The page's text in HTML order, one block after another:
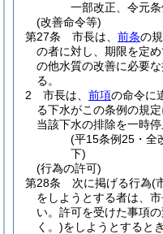
一部改正、令元
(改善命令等)
第27条
市長は、 前条の
の者に対し、期限を定め
の他水質の改善に必要
る。
2
市長は、 前項の命令に
る下水がこの条例の規
当該下水の排除を一時
(平15条例25・全
下)
(行為の許可)
第28条
次に掲げる行為(
をしようとする者は、
い。 許可を受けた事項
く。)をしようとすると